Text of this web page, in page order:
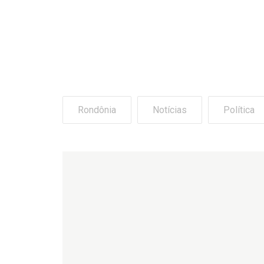
Rondônia Notícias Política